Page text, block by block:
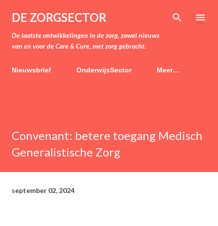
Doorgaan naar hoofdcontent
DE ZORGSECTOR
De laatste ontwikkelingen in de zorg, zowel nieuws
van en voor de Care & Cure, met zorg gebracht.
Nieuwsbrief OnderwijsSector Meer…
Convenant: betere toegang Medisch
Generalistische Zorg
september 02, 2024